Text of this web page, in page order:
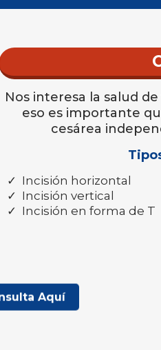
Nos interesa la salud
eso es importante
cesárea
Incisión horizontal
Incisión vertical
Incisión en forma de T
Aquí